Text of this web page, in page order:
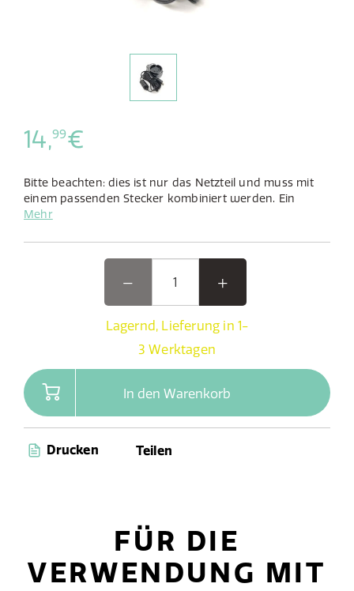
14,99€
Bitte beachten: dies ist nur das Netzteil und muss mit
einem passenden Stecker kombiniert werden. Ein
passender Stecker kann unten gefunden werden.
Mehr
Lagernd, Lieferung in 1-
3 Werktagen
In den Warenkorb
Drucken Teilen
FÜR DIE
VERWENDUNG MIT